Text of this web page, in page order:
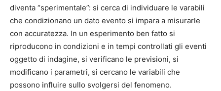
diventa “sperimentale”: si cerca di individuare le varabili
che condizionano un dato evento si impara a misurarle
con accuratezza. In un esperimento ben fatto si
riproducono in condizioni e in tempi controllati gli eventi
oggetto di indagine, si verificano le previsioni, si
modificano i parametri, si cercano le variabili che
possono influire sullo svolgersi del fenomeno.